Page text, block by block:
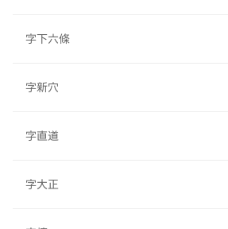
字下六條
字新穴
字直道
字大正